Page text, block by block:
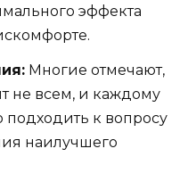
эффекта
Многие отмечают,
не всем, и каждому
к вопросу
наилучшего